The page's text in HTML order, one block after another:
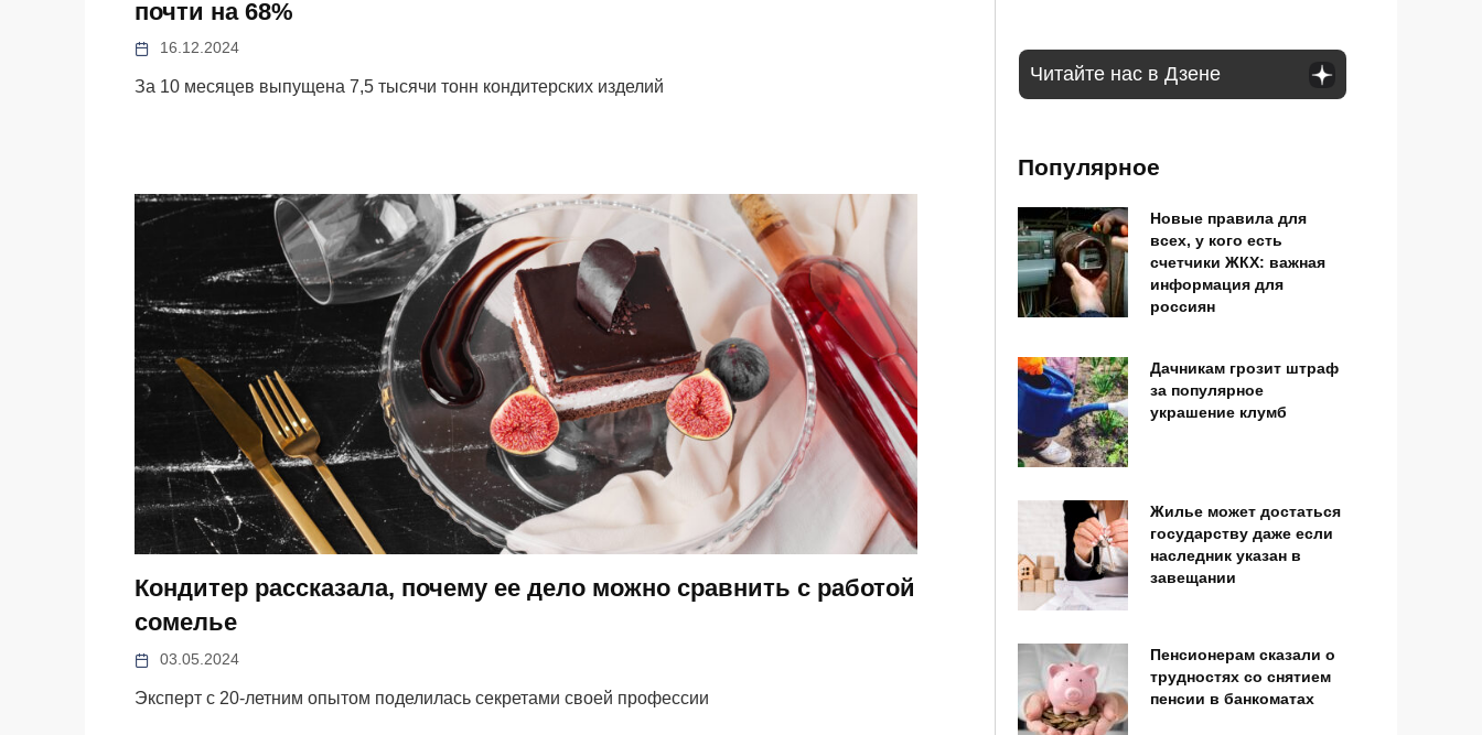
почти на 68%
16.12.2024
За 10 месяцев выпущена 7,5 тысячи тонн кондитерских изделий
Кондитер рассказала, почему ее дело можно сравнить с работой
сомелье
03.05.2024
Эксперт с 20-летним опытом поделилась секретами своей профессии
Читайте нас в Дзене
Популярное
Новые правила для
всех, у кого есть
счетчики ЖКХ: важная
информация для
россиян
Дачникам грозит штраф
за популярное
украшение клумб
Жилье может достаться
государству даже если
наследник указан в
завещании
Пенсионерам сказали о
трудностях со снятием
пенсии в банкоматах